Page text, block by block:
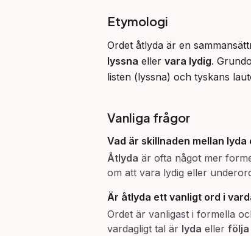
Etymologi
lyssna eller vara lydig.
listen (lyssna) och tyskans
Vanliga frågor
Vad är skillnaden mellan lyda
Åtlyda är ofta något mer
om att vara lydig eller
Är åtlyda ett vanligt ord i
Ordet är vanligast i formella
vardagligt tal är lyda eller följa